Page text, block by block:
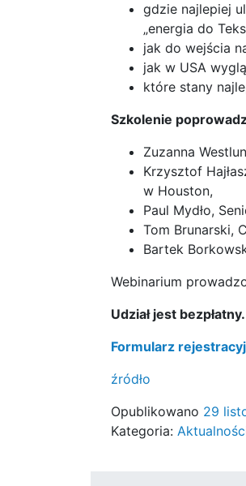
gdzie najlepiej
„energia do
jak do wejścia
jak w USA
które stany
Szkolenie
Zuzanna
Krzysztof
w Houston,
Paul Mydło,
Tom Brunarski,
Bartek
Webinarium
Udział jest bezpłatny.
Formularz
źródło
Opublikowano 29
Kategoria: